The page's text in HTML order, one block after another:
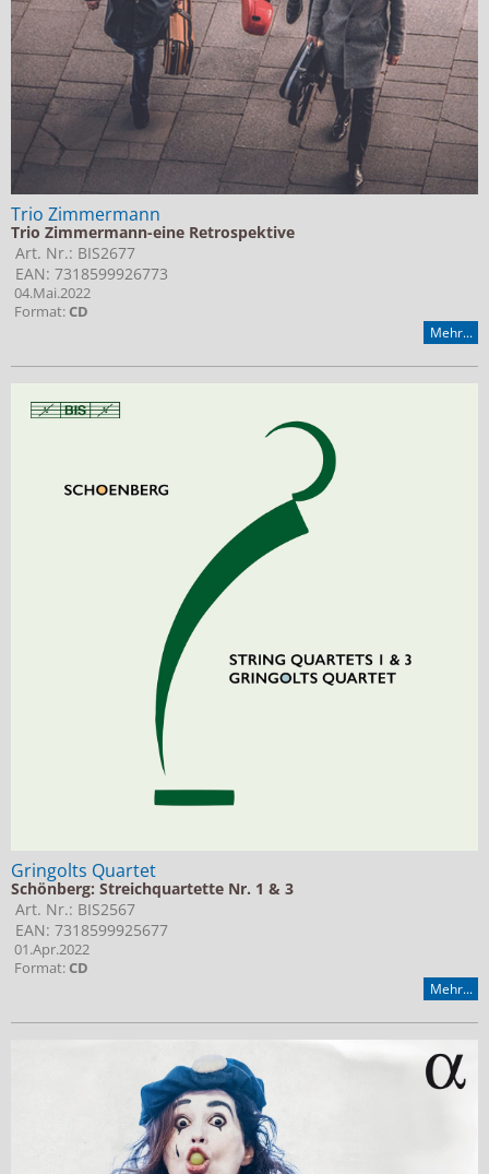
Trio Zimmermann
Trio Zimmermann-eine Retrospektive
Art. Nr.: BIS2677
EAN: 7318599926773
04.Mai.2022
Format:CD
Mehr...
Gringolts Quartet
Schönberg: Streichquartette Nr. 1 & 3
Art. Nr.: BIS2567
EAN: 7318599925677
01.Apr.2022
Format:CD
Mehr...